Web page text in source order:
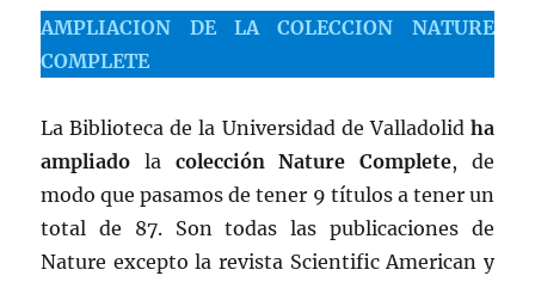
AMPLIACION DE LA COLECCION NATURE
COMPLETE
La Biblioteca de la Universidad de Valladolid ha
ampliadola colección Nature Complete, de
modo que pasamos de tener 9 títulos a tener un
total de 87. Son todas las publicaciones de
Nature excepto la revista Scientific American y